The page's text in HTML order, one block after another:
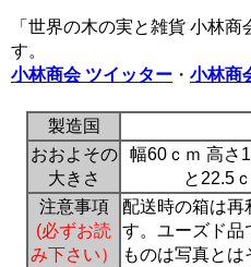
「世界の木の実と雑貨 小林
す。
小林商会 ツイッター ・ 小林商
製造国
おおよその
大きさ
幅60ｃｍ 高さ
と22.5
注意事項
(必ずお読
み下さい）
配送時の箱は再
す。ユーズド品
ものは写真とは